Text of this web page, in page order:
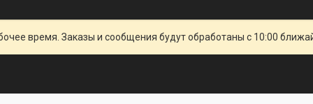
время. Заказы и сообщения будут обработаны с 10:00